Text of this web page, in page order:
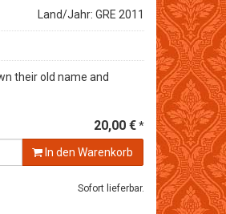
Land/Jahr: GRE 2011
their old name and
20,00 €*
In den Warenkorb
Sofort lieferbar.